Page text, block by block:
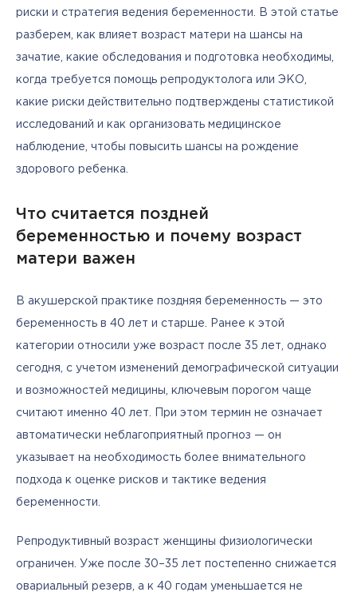
риски и стратегия ведения беременности. В этой статье
разберем, как влияет возраст матери на шансы на
зачатие, какие обследования и подготовка необходимы,
когда требуется помощь репродуктолога или ЭКО,
какие риски действительно подтверждены статистикой
исследований и как организовать медицинское
наблюдение, чтобы повысить шансы на рождение
здорового ребенка.
Что считается поздней
беременностью и почему возраст
матери важен
В акушерской практике поздняя беременность — это
беременность в 40 лет и старше. Ранее к этой
категории относили уже возраст после 35 лет, однако
сегодня, с учетом изменений демографической ситуации
и возможностей медицины, ключевым порогом чаще
считают именно 40 лет. При этом термин не означает
автоматически неблагоприятный прогноз — он
указывает на необходимость более внимательного
подхода к оценке рисков и тактике ведения
беременности.
Репродуктивный возраст женщины физиологически
ограничен. Уже после 30–35 лет постепенно снижается
овариальный резерв, а к 40 годам уменьшается не